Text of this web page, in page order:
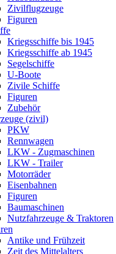
Zivilflugzeuge
Figuren
Kriegsschiffe bis 1945
Kriegsschiffe ab 1945
Segelschiffe
U-Boote
Zivile Schiffe
Figuren
Zubehör
(zivil)
PKW
Rennwagen
LKW - Zugmaschinen
LKW - Trailer
Motorräder
Eisenbahnen
Figuren
Baumaschinen
Nutzfahrzeuge & Traktoren
Antike und Frühzeit
Zeit des Mittelalters